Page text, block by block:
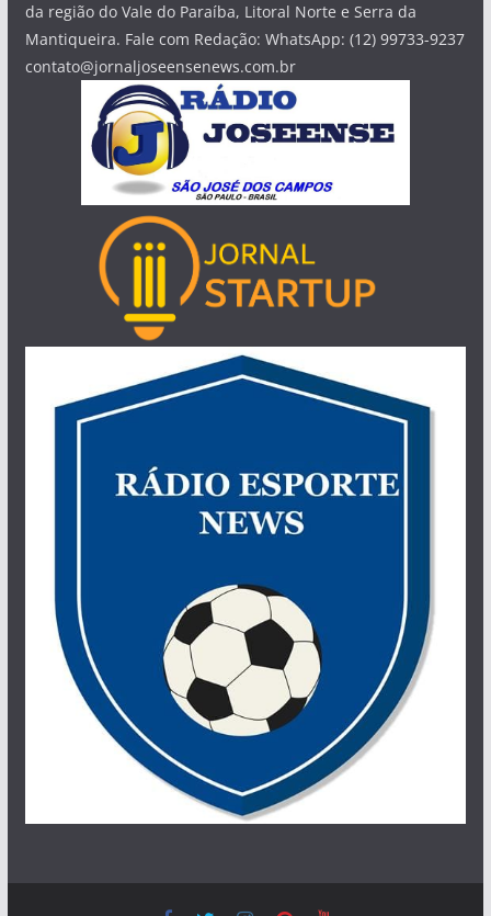
da região do Vale do Paraíba, Litoral Norte e Serra da
Mantiqueira. Fale com Redação: WhatsApp: (12) 99733-9237
contato@jornaljoseensenews.com.br